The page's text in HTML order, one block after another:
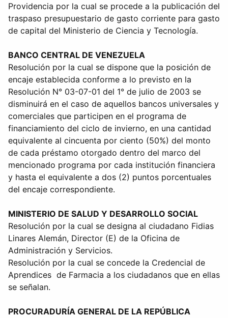
Providencia por la cual se procede a la publicación del
traspaso presupuestario de gasto corriente para gasto
de capital del Ministerio de Ciencia y Tecnología.
BANCO CENTRAL DE VENEZUELA
Resolución por la cual se dispone que la posición de
encaje establecida conforme a lo previsto en la
Resolución N° 03-07-01 del 1° de julio de 2003 se
disminuirá en el caso de aquellos bancos universales y
comerciales que participen en el programa de
financiamiento del ciclo de invierno, en una cantidad
equivalente al cincuenta por ciento (50%) del monto
de cada préstamo otorgado dentro del marco del
mencionado programa por cada institución financiera
y hasta el equivalente a dos (2) puntos porcentuales
del encaje correspondiente.
MINISTERIO DE SALUD Y DESARROLLO SOCIAL
Resolución por la cual se designa al ciudadano Fidias
Linares Alemán, Director (E) de la Oficina de
Administración y Servicios.
Resolución por la cual se concede la Credencial de
Aprendices de Farmacia a los ciudadanos que en ellas
se señalan.
PROCURADURÍA GENERAL DE LA REPÚBLICA